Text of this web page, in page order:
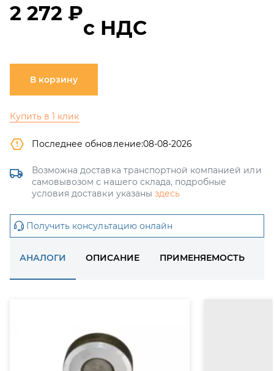
2 272 ₽
с НДС
В корзину
Купить в 1 клик
Последнее обновление:08-08-2026
Возможна доставка транспортной компанией или
самовывозом с нашего склада, подробные
условия доставки указаны здесь
Получить консультацию онлайн
АНАЛОГИ ОПИСАНИЕ ПРИМЕНЯЕМОСТЬ